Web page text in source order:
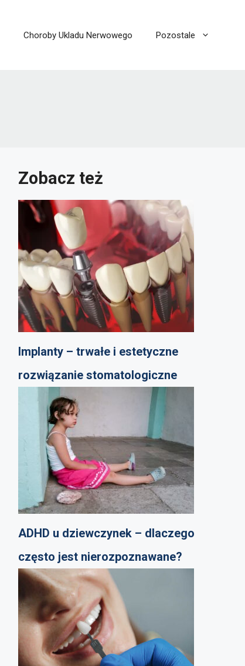
Choroby Ukladu Nerwowego Pozostale
Zobacz też
Implanty – trwałe i estetyczne
rozwiązanie stomatologiczne
ADHD u dziewczynek – dlaczego
często jest nierozpoznawane?